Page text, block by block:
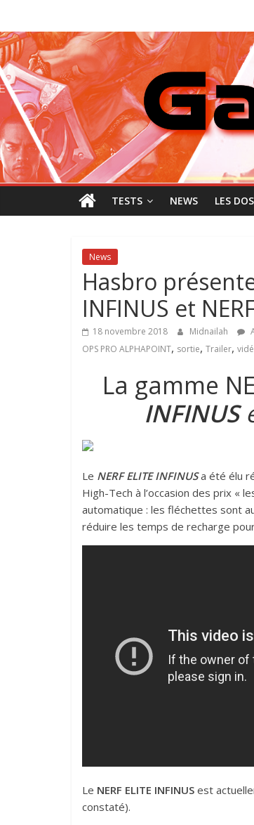
contenu
Tests
et
Actu
des
jeux
vidéo
TESTS NEWS LES
News
Hasbro
INFINUS et
18 novembre 2018 Midnailah
OPS PRO ALPHAPOINT, sortie, Trailer,
La gamme
INFINUS
Le NERF ELITE INFINUSa été élu
High-Tech à l’occasion des prix «
automatique : les fléchettes sont
réduire les temps de recharge
Le NERF ELITE INFINUS est
constaté).